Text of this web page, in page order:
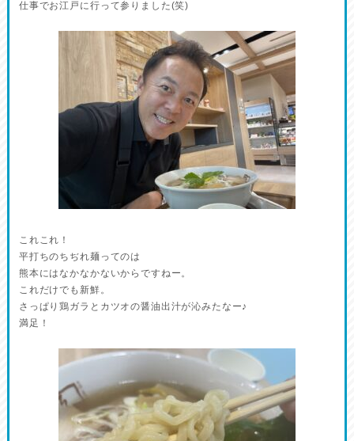
仕事でお江戸に行って参りました(笑)
これこれ！
平打ちのちぢれ麺ってのは
熊本にはなかなかないからですねー。
これだけでも新鮮。
さっぱり鶏ガラとカツオの醤油出汁が沁みたなー♪
満足！